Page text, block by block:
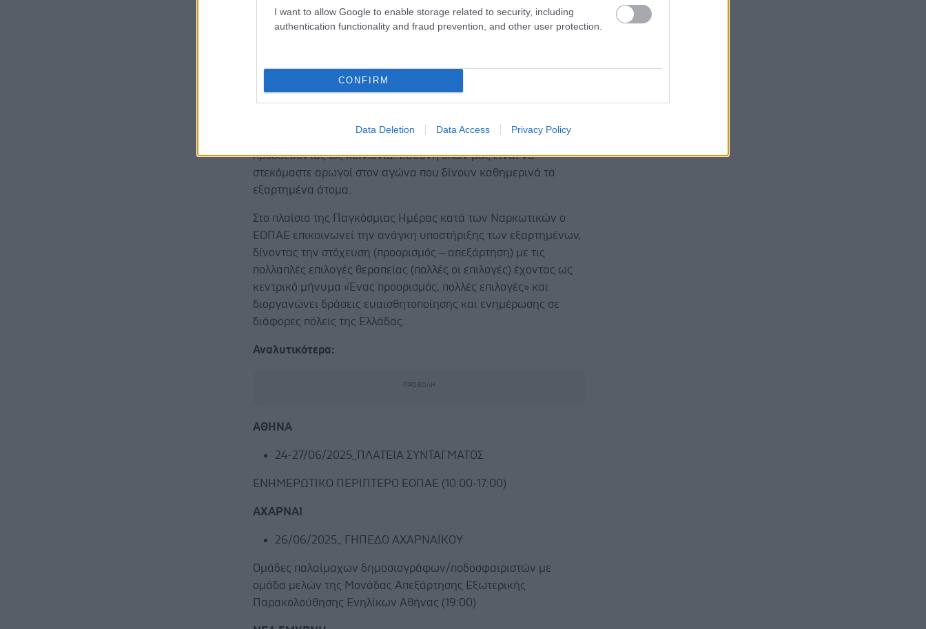
I want to allow Google to enable storage related to security, including
authentication functionality and fraud prevention, and other user protection.
CONFIRM
Data Deletion Data Access Privacy Policy
υπήρχε λόγω του κατακερματισμού των υπηρεσιών από
διάφορους φορείς.
πραγματικών αναγκών των συμπολιτών μας. Η πραγματική
πρόοδος δεν είναι μόνο να δημιουργούμε νέες δομές και
υπηρεσίες, αλλά να φροντίζουμε με επιστημονικό και
που συνοδεύει την ψυχική νόσο και τις εξαρτήσεις,
προοδεύοντας ως κοινωνία. Ευθύνη όλων μας είναι να
στεκόμαστε αρωγοί στον αγώνα που δίνουν καθημερινά τα
εξαρτημένα άτομα.
Στο πλαίσιο της Παγκόσμιας Ημέρας κατά των Ναρκωτικών ο
ΕΟΠΑΕ επικοινωνεί την ανάγκη υποστήριξης των εξαρτημένων,
δίνοντας την στόχευση (προορισμός – απεξάρτηση) με τις
πολλαπλές επιλογές θεραπείας (πολλές οι επιλογές) έχοντας ως
κεντρικό μήνυμα «Ένας προορισμός, πολλές επιλογές» και
διοργανώνει δράσεις ευαισθητοποίησης και ενημέρωσης σε
διάφορες πόλεις της Ελλάδας.
Αναλυτικότερα:
ΑΘΗΝΑ
24-27/06/2025_ΠΛΑΤΕΙΑ ΣΥΝΤΑΓΜΑΤΟΣ
ΕΝΗΜΕΡΩΤΙΚΟ ΠΕΡΙΠΤΕΡΟ ΕΟΠΑΕ (10:00-17:00)
ΑΧΑΡΝΑΙ
26/06/2025_ ΓΗΠΕΔΟ ΑΧΑΡΝΑΪΚΟΥ
Ομάδες παλαίμαχων δημοσιογράφων/ποδοσφαιριστών με
ομάδα μελών της Μονάδας Απεξάρτησης Εξωτερικής
Παρακολούθησης Ενηλίκων Αθήνας (19:00)